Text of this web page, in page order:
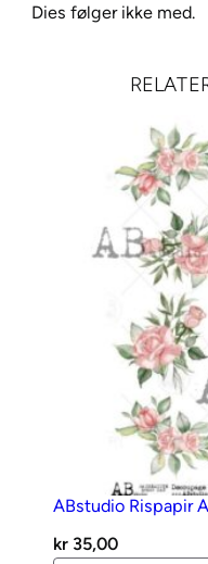
Dies følger ikke med.
ABstudio Rispapir
kr 35,00